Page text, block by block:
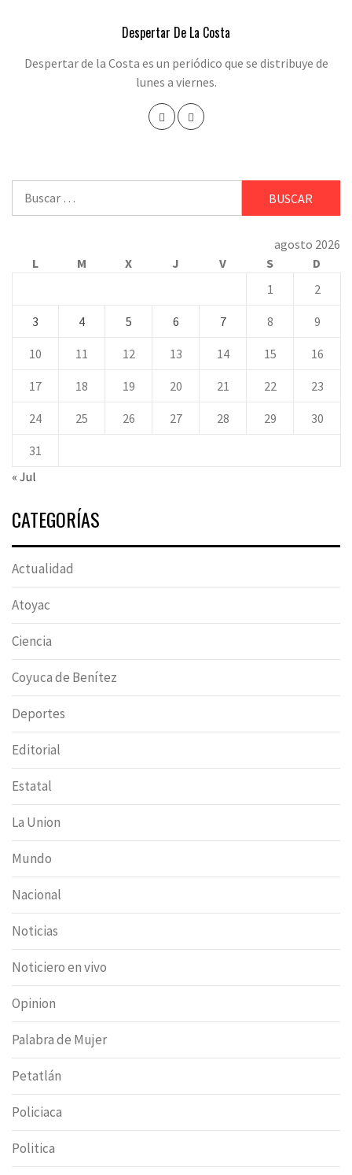
Despertar De La Costa
Despertar de la Costa es un periódico que se distribuye de
lunes a viernes.
agosto 2026
L
M X J V S
D
1
2
3 4 5 6 7 8 9
10 11 12 13 14 15 16
17 18 19 20 21 22 23
24 25 26 27 28 29 30
31
« Jul
CATEGORÍAS
Actualidad
Atoyac
Ciencia
Coyuca de Benítez
Deportes
Editorial
Estatal
La Union
Mundo
Nacional
Noticias
Noticiero en vivo
Opinion
Palabra de Mujer
Petatlán
Policiaca
Politica